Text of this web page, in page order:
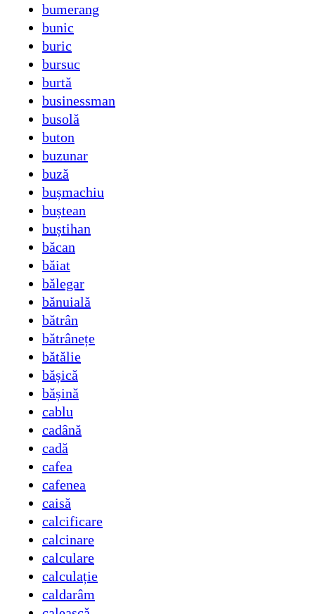
bumerang
bunic
buric
bursuc
burtă
businessman
busolă
buton
buzunar
buză
bușmachiu
buștean
buștihan
băcan
băiat
bălegar
bănuială
bătrân
bătrânețe
bătălie
bășică
bășină
cablu
cadână
cadă
cafea
cafenea
caisă
calcificare
calcinare
calculare
calculație
caldarâm